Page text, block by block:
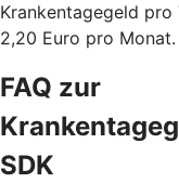
Krankentagegeld
2,20 Euro pro Monat.
FAQ zur
SDK